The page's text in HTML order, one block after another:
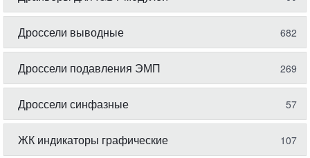
Дроссели выводные 682
Дроссели подавления ЭМП 269
Дроссели синфазные 57
ЖК индикаторы графические 107